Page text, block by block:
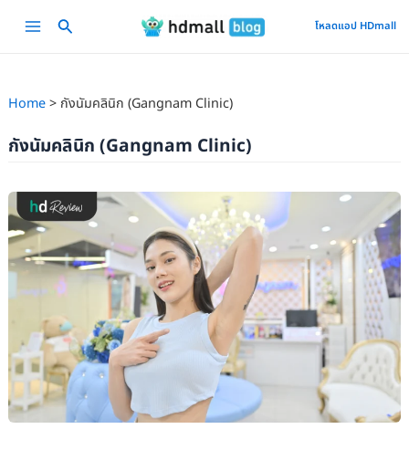
Main
โหลดแอป HDmall
Home กังนัมคลินิก (Gangnam Clinic)
กังนัมคลินิก (Gangnam Clinic)
รีวิว
เลเซอร์
ขน
รักแร้
ไม่
ไก่
ไม่มี
ตอ
โปรแกรม